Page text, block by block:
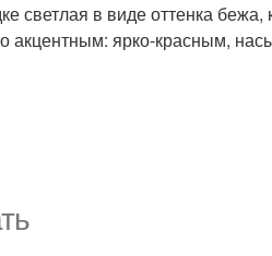
светлая в виде оттенка
акцентным: ярко-красным,